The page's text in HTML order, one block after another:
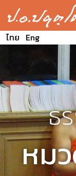
ไทย Eng
ธ
หม